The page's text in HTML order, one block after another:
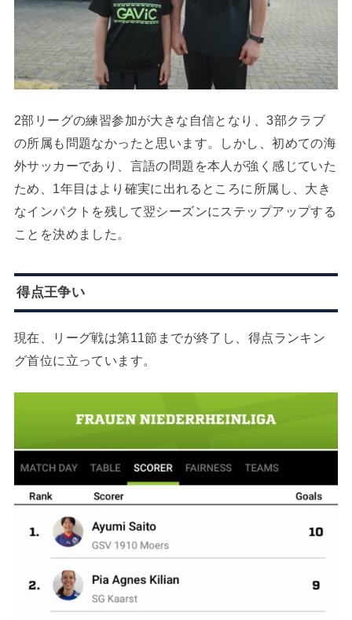
2部リーグの練習参加が大きな自信となり、3部クラブ
の所属も問題なかったと思います。しかし、初めての海
外サッカーであり、言語の問題を本人が強く感じていた
ため、1年目はより確実に出れるところに所属し、大き
なインパクトを残して翌シーズンにステップアップする
ことを決めました。
得点王争い
現在、リーグ戦は第11節までが終了し、得点ランキン
グ首位に立っています。